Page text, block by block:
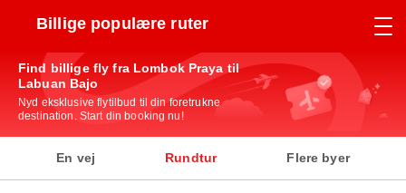
Billige populære ruter
Find billige fly fra Lombok Praya til
Labuan Bajo
Nyd eksklusive flytilbud til din foretrukne
destination. Start din booking nu!
En vej Rundtur Flere byer